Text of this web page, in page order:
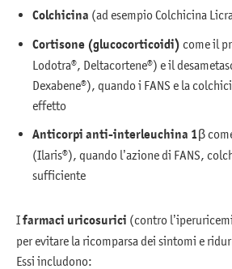
Colchicina (ad esempio Colchicina
Cortisone (glucocorticoidi) come il
Lodotra®, Deltacortene®) e il
Dexabene®), quando i FANS e la
effetto
Anticorpi anti-interleuchina 1β
(Ilaris®), quando l’azione di FANS,
sufficiente
Ifarmaci uricosurici (contro
per evitare la ricomparsa dei sintomi e
Essi includono: